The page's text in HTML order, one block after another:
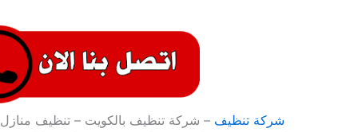
شركة تنظيف – شركة تنظيف بالكويت – تنظيف